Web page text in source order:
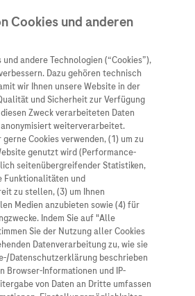
Unternehmen
Übersicht
Wer wir sind
Was uns antreibt
Unsere Standorte
Roche Stories
Events
Innovation
Übersicht
Forschung
Personalisierte
Digitalisierung
Blog Zukunftslabor
Übersicht
Unser Service für
Informationen zu
Diagnostik ist
Arzneimittel
Übersicht
Arzneimittel A-Z
Roche Pipeline
Roche Fachportal
Diagnostik
Kontakt
Presse
Karriere
Cookies und anderen
andere Technologien (“Cookies”),
Dazu gehören technisch
wir Ihnen unsere Website in der
und Sicherheit zur Verfügung
Zweck verarbeiteten Daten
weiterverarbeitet.
Cookies verwenden, (1) um zu
genutzt wird (Performance-
seitenübergreifender Statistiken,
Funktionalitäten und
zu stellen, (3) um Ihnen
Medien anzubieten sowie (4) für
Indem Sie auf "Alle
Sie der Nutzung aller Cookies
Datenverarbeitung zu, wie sie
Datenschutzerklärung beschrieben
Browser-Informationen und IP-
von Daten an Dritte umfassen